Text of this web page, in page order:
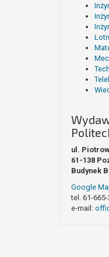
ul.
61-138
Budynek
Google
tel. 61-
e-mail: